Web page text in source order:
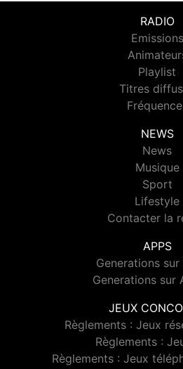
RADIO
Emissions
Playlist
Titres
NEWS
News
Musique
Sport
Lifestyle
Contacter la
APPS
Generations sur
Generations sur
JEUX
Règlements : Jeux
Règlements :
Règlements : Jeux